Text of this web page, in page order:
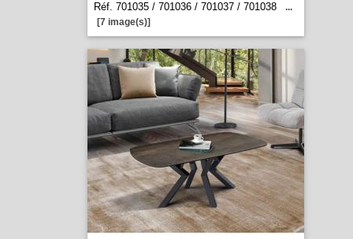
Réf. 701035 / 701036 / 701037 / 701038
...
[7 image(s)]